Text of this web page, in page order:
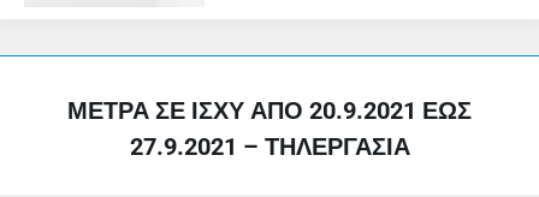
ΜΈΤΡΑ ΣΕ ΙΣΧΎ ΑΠΌ 20.9.2021 ΈΩΣ
27.9.2021 – ΤΗΛΕΡΓΑΣΊΑ